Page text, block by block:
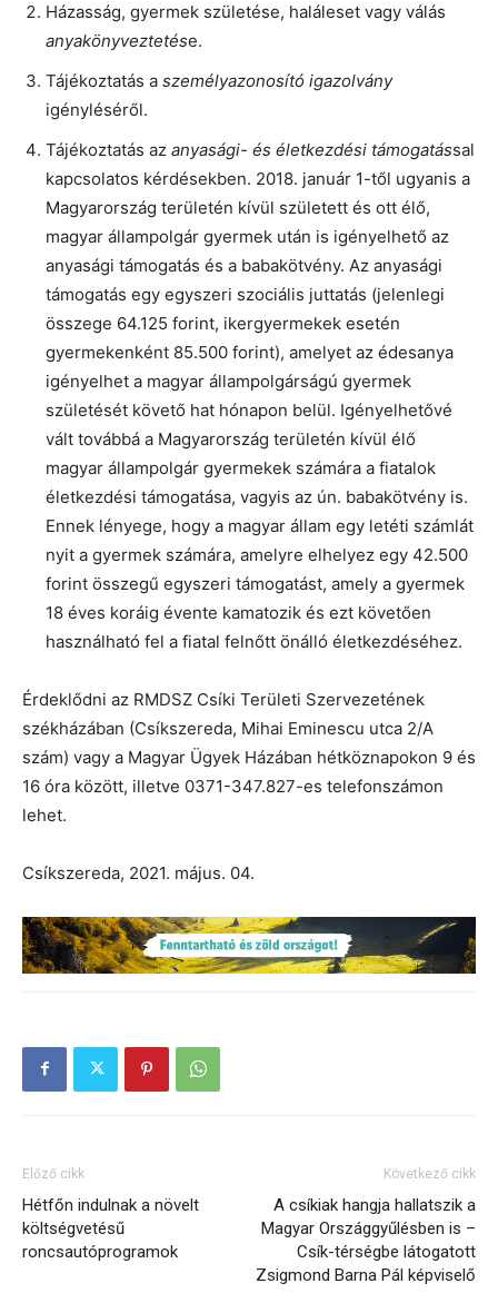
Házasság, gyermek születése, haláleset vagy válás
anyakönyveztetése.
Tájékoztatás a személyazonosító igazolvány
igényléséről.
Tájékoztatás az anyasági- és életkezdési támogatással
kapcsolatos kérdésekben. 2018. január 1-től ugyanis a
Magyarország területén kívül született és ott élő,
magyar állampolgár gyermek után is igényelhető az
anyasági támogatás és a babakötvény. Az anyasági
támogatás egy egyszeri szociális juttatás (jelenlegi
összege 64.125 forint, ikergyermekek esetén
gyermekenként 85.500 forint), amelyet az édesanya
igényelhet a magyar állampolgárságú gyermek
születését követő hat hónapon belül. Igényelhetővé
vált továbbá a Magyarország területén kívül élő
magyar állampolgár gyermekek számára a fiatalok
életkezdési támogatása, vagyis az ún. babakötvény is.
Ennek lényege, hogy a magyar állam egy letéti számlát
nyit a gyermek számára, amelyre elhelyez egy 42.500
forint összegű egyszeri támogatást, amely a gyermek
18 éves koráig évente kamatozik és ezt követően
használható fel a fiatal felnőtt önálló életkezdéséhez.
Érdeklődni az RMDSZ Csíki Területi Szervezetének
székházában (Csíkszereda, Mihai Eminescu utca 2/A
szám) vagy a Magyar Ügyek Házában hétköznapokon 9 és
16 óra között, illetve 0371-347.827-es telefonszámon
lehet.
Csíkszereda, 2021. május. 04.
Előző cikk
Hétfőn indulnak a növelt
költségvetésű
roncsautóprogramok
Következő cikk
A csíkiak hangja hallatszik a
Magyar Országgyűlésben is –
Csík-térségbe látogatott
Zsigmond Barna Pál képviselő